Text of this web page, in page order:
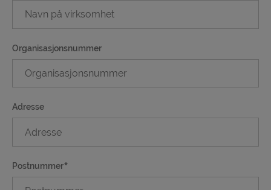
Organisasjonsnummer
Adresse
Postnummer